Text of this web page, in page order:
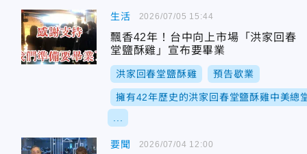
生活
飄香42年！台中向上市場「洪家回春
堂鹽酥雞」宣布要畢業
洪家回春堂鹽酥雞 預告歇業
擁有42年歷史的洪家回春堂鹽酥雞中美總
2026/07/05 15:44
要聞 2026/07/04 12:00